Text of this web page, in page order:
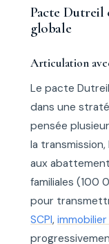
Pacte
globale
Articulation
Le pacte
dans une
pensée
la
aux
familiales (100
pour
SCPI,